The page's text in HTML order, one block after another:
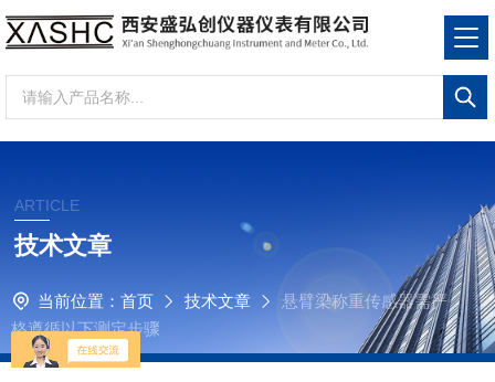
ARTICLE
技术文章
当前位置： 首页 技术文章
悬臂梁称重传感器需严
格遵循以下测定步骤